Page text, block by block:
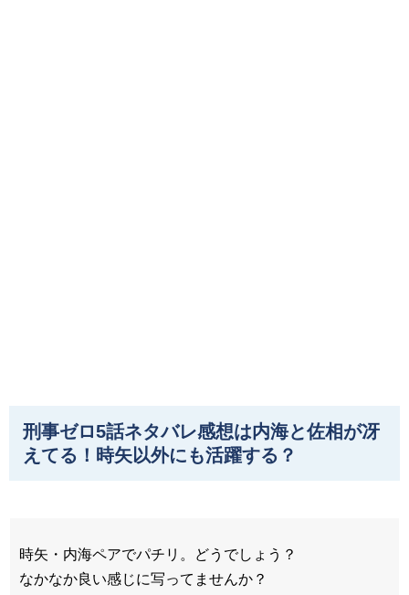
刑事ゼロ5話ネタバレ感想は内海と佐相が冴
えてる！時矢以外にも活躍する？
時矢・内海ペアでパチリ。どうでしょう？
なかなか良い感じに写ってませんか？